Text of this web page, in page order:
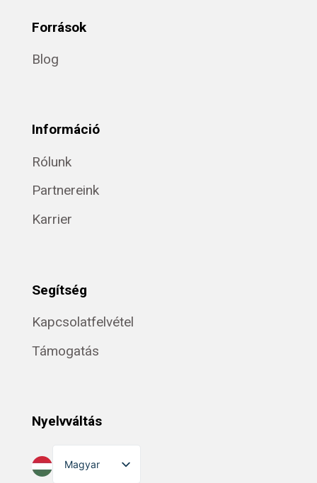
Források
Blog
Információ
Rólunk
Partnereink
Karrier
Segítség
Kapcsolatfelvétel
Támogatás
Nyelvváltás
Magyar